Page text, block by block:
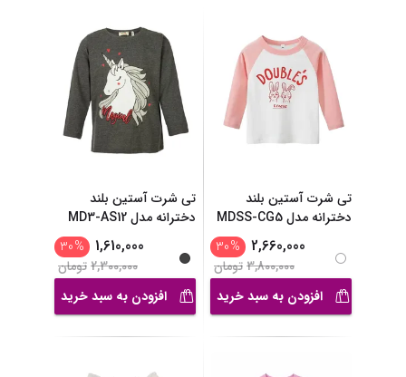
تی شرت آستین بلند
دخترانه مدل MDSS-CG5
2,660,000
%
30
3,800,000تومان
افزودن به سبد خرید
تی شرت آستین بلند
دخترانه مدل MD3-AS12
1,610,000
%
30
2,300,000تومان
افزودن به سبد خرید